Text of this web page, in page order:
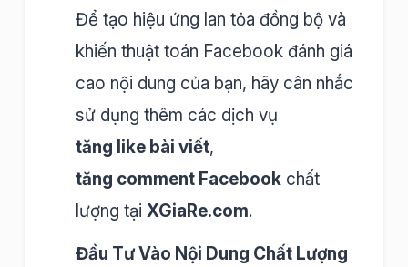
Để tạo hiệu ứng lan tỏa đồng bộ và
khiến thuật toán Facebook đánh giá
cao nội dung của bạn, hãy cân nhắc
sử dụng thêm các dịch vụ
tăng like bài viết,
tăng comment Facebook chất
lượng tại XGiaRe.com.
Đầu Tư Vào Nội Dung Chất Lượng